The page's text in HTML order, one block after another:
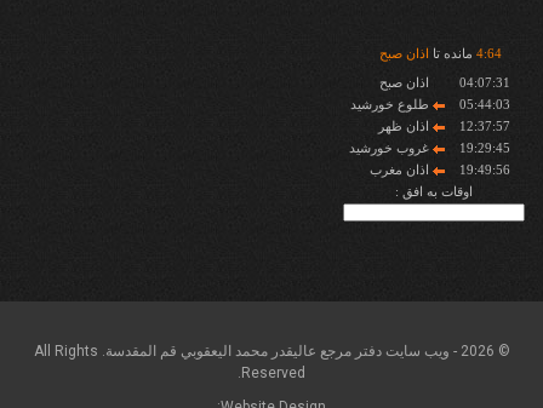
4:64 مانده تا اذان صبح
04:07:31
اذان صبح
05:44:03
طلوع خورشید
12:37:57
اذان ظهر
19:29:45
غروب خورشید
19:49:56
اذان مغرب
اوقات به افق :
© 2026 - ويب سايت دفتر مرجع عاليقدر محمد اليعقوبي قم المقدسة. All Rights
Reserved.